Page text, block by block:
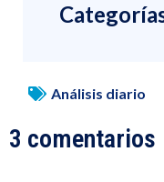
Análisis diario
3 comentarios